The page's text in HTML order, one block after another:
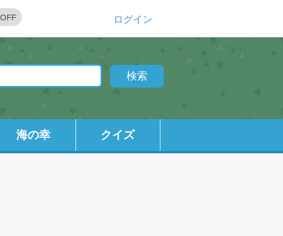
ログイン
海の幸 クイズ